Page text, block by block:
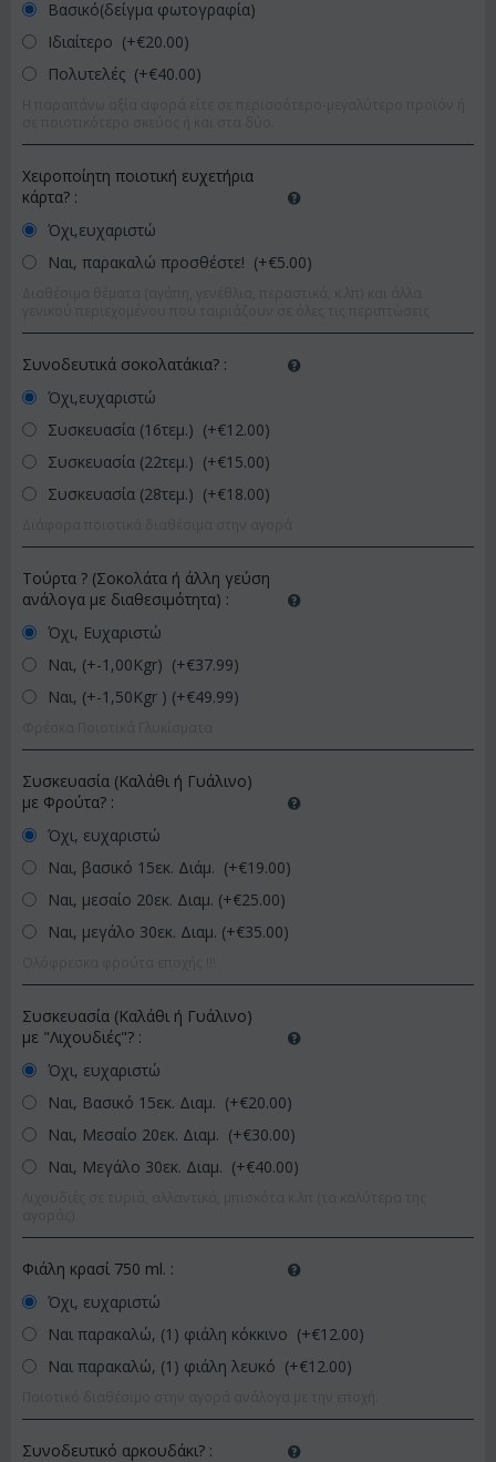
Βασικό(δείγμα φωτογραφία)
Ιδιαίτερο (+€20.00)
Πολυτελές (+€40.00)
Χειροποίητη ποιοτική ευχετήρια
κάρτα? :
Όχι,ευχαριστώ
Ναι, παρακαλώ προσθέστε! (+€5.00)
Συνοδευτικά σοκολατάκια? :
Όχι,ευχαριστώ
Συσκευασία (16τεμ.) (+€12.00)
Συσκευασία (22τεμ.) (+€15.00)
Συσκευασία (28τεμ.) (+€18.00)
Τούρτα ? (Σοκολάτα ή άλλη γεύση
ανάλογα με διαθεσιμότητα) :
Όχι, Ευχαριστώ
Ναι, (+-1,00Kgr) (+€37.99)
Ναι, (+-1,50Kgr ) (+€49.99)
Συσκευασία (Καλάθι ή Γυάλινο)
με Φρούτα? :
Όχι, ευχαριστώ
Ναι, βασικό 15εκ. Διάμ. (+€19.00)
Ναι, μεσαίο 20εκ. Διαμ. (+€25.00)
Ναι, μεγάλο 30εκ. Διαμ. (+€35.00)
Συσκευασία (Καλάθι ή Γυάλινο)
με "Λιχουδιές"? :
Όχι, ευχαριστώ
Ναι, Βασικό 15εκ. Διαμ. (+€20.00)
Ναι, Μεσαίο 20εκ. Διαμ. (+€30.00)
Ναι, Μεγάλο 30εκ. Διαμ. (+€40.00)
Φιάλη κρασί 750 ml. :
Όχι, ευχαριστώ
Ναι παρακαλώ, (1) φιάλη κόκκινο (+€12.00)
Ναι παρακαλώ, (1) φιάλη λευκό (+€12.00)
Συνοδευτικό αρκουδάκι? :